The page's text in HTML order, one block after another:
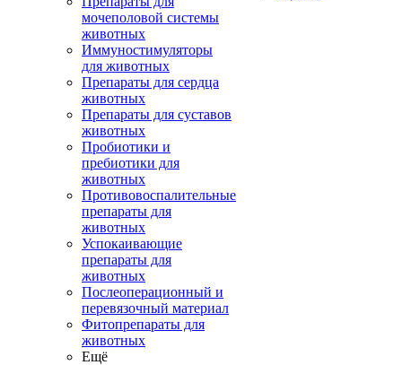
мочеполовой системы
животных
Иммуностимуляторы
для животных
Препараты для сердца
животных
Препараты для суставов
животных
Пробиотики и
пребиотики для
животных
Противовоспалительные
препараты для
животных
Успокаивающие
препараты для
животных
Послеоперационный и
перевязочный материал
Фитопрепараты для
животных
Ещё